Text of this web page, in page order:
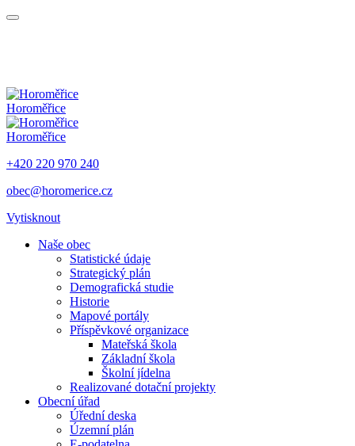
Horoměřice
Horoměřice
+420 220 970 240
obec@horomerice.cz
Vytisknout
Naše obec
Statistické údaje
Strategický plán
Demografická studie
Historie
Mapové portály
Příspěvkové organizace
Mateřská škola
Základní škola
Školní jídelna
Realizované dotační projekty
Obecní úřad
Úřední deska
Územní plán